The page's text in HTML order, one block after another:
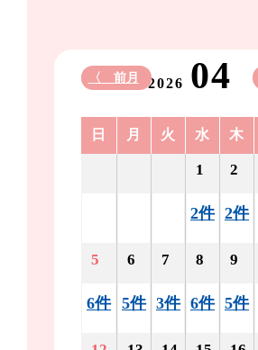
2026 04
〈 前月
日 月 火 水 木
1
2件
2
2件
5
6件
6
5件
7
3件
8
6件
9
5件